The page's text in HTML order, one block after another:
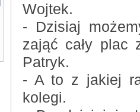
Wojtek.
- Dzisiaj
zająć cały plac
Patryk.
- A to z jakiej
kolegi.